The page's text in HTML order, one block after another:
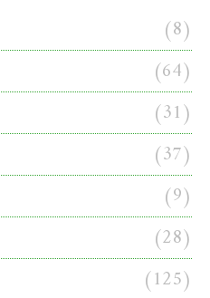
(8)
(64)
(31)
(37)
(9)
(28)
(125)